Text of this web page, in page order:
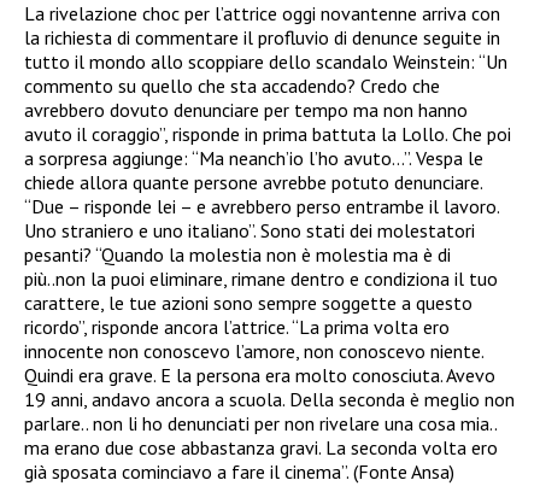
La rivelazione choc per l’attrice oggi novantenne arriva con
la richiesta di commentare il profluvio di denunce seguite in
tutto il mondo allo scoppiare dello scandalo Weinstein: “Un
commento su quello che sta accadendo? Credo che
avrebbero dovuto denunciare per tempo ma non hanno
avuto il coraggio”, risponde in prima battuta la Lollo. Che poi
a sorpresa aggiunge: “Ma neanch’io l’ho avuto…”. Vespa le
chiede allora quante persone avrebbe potuto denunciare.
“Due – risponde lei – e avrebbero perso entrambe il lavoro.
Uno straniero e uno italiano”. Sono stati dei molestatori
pesanti? “Quando la molestia non è molestia ma è di
più..non la puoi eliminare, rimane dentro e condiziona il tuo
carattere, le tue azioni sono sempre soggette a questo
ricordo”, risponde ancora l’attrice. “La prima volta ero
innocente non conoscevo l’amore, non conoscevo niente.
Quindi era grave. E la persona era molto conosciuta. Avevo
19 anni, andavo ancora a scuola. Della seconda è meglio non
parlare.. non li ho denunciati per non rivelare una cosa mia..
ma erano due cose abbastanza gravi. La seconda volta ero
già sposata cominciavo a fare il cinema”. (Fonte Ansa)